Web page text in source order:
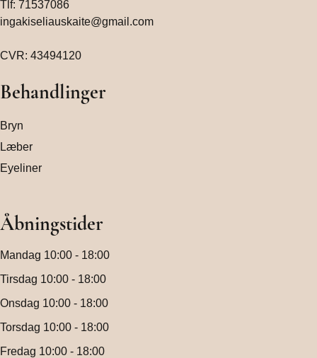
Tlf: 71537086
ingakiseliauskaite@gmail.com
CVR: 43494120
Behandlinger
Bryn
Læber
Eyeliner
Åbningstider
Mandag 10:00 - 18:00
Tirsdag 10:00 - 18:00
Onsdag 10:00 - 18:00
Torsdag 10:00 - 18:00
Fredag 10:00 - 18:00